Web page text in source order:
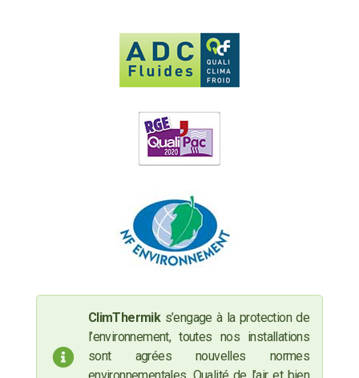
ClimThermiks’engage à la protection de
l’environnement, toutes nos installations
sont agrées nouvelles normes